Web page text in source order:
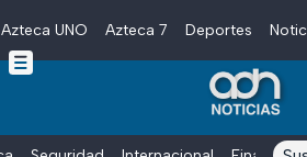
Skip to main content
Azteca UNO Azteca 7 Deportes